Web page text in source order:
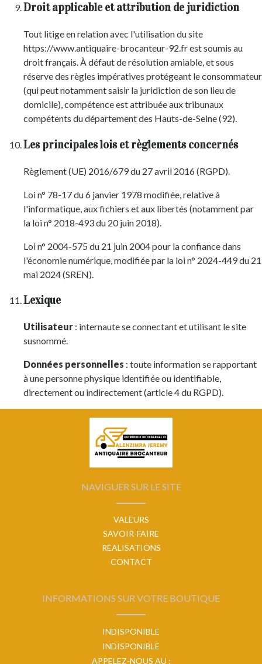
Droit applicable et attribution de juridiction
Tout litige en relation avec l'utilisation du site
https://www.antiquaire-brocanteur-92.fr est soumis au
droit français. À défaut de résolution amiable, et sous
réserve des règles impératives protégeant le consommateur
(qui peut notamment saisir la juridiction de son lieu de
domicile), compétence est attribuée aux tribunaux
compétents du département des Hauts-de-Seine (92).
Les principales lois et règlements concernés
Règlement (UE) 2016/679 du 27 avril 2016 (RGPD).
Loi n° 78-17 du 6 janvier 1978 modifiée, relative à
l'informatique, aux fichiers et aux libertés (notamment par
la loi n° 2018-493 du 20 juin 2018).
Loi n° 2004-575 du 21 juin 2004 pour la confiance dans
l'économie numérique, modifiée par la loi n° 2024-449 du 21
mai 2024 (SREN).
Lexique
Utilisateur : internaute se connectant et utilisant le site
susnommé.
Données personnelles : toute information se rapportant
à une personne physique identifiée ou identifiable,
directement ou indirectement (article 4 du RGPD).
NAVIGUER SUR LE SITE
VALEURS
SAVOIR-FAIRE
RÉALISATIONS
CONTACT
INFORMATIONS SUR VOTRE BOUTIQUE
INDISPONIBLE
INDISPONIBLE
APPELEZ-NOUS AU :